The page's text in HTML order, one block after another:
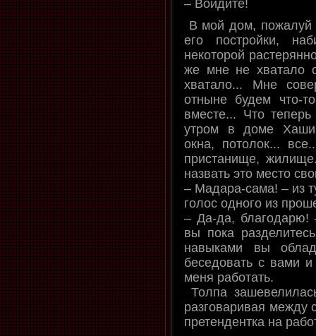
– Войдите!
В мой дом, пожалуй
его постройки,
некоторой
же мне не хватало
хватало... Мне
отныне будем что-
вместе... Что
утром в доме
окна, потолок...
пристанище,
назвать это место
– Мадара-сама! – из
голос одного из
– Да-да, благодарю!
вы пока
навыками вы
беседовать с вами и
меня работать.
Толпа
разговаривая между
претендентка на